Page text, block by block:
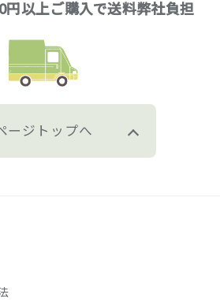
円以上ご購入で送料弊社負担
ージトップへ